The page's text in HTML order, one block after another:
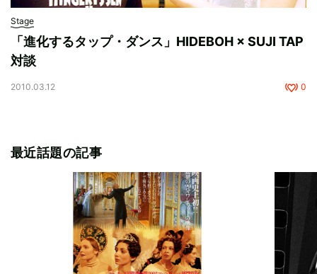
Stage
「進化するタップ・ダンス」HIDEBOH × SUJI TAP
対談
2010.03.12 0
最近話題の記事